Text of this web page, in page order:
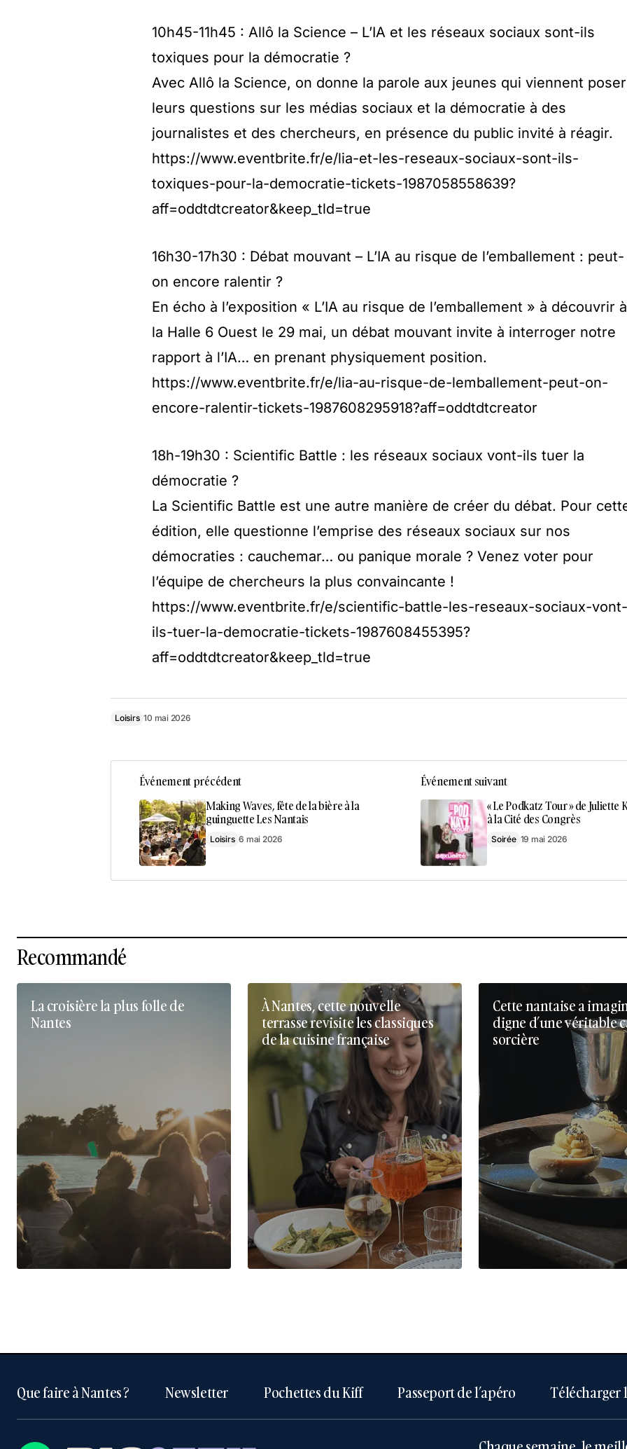
10h45-11h45 : Allô la Science – L’IA et les réseaux sociaux sont-ils
toxiques pour la démocratie ?
Avec Allô la Science, on donne la parole aux jeunes qui viennent poser
leurs questions sur les médias sociaux et la démocratie à des
journalistes et des chercheurs, en présence du public invité à réagir.
https://www.eventbrite.fr/e/lia-et-les-reseaux-sociaux-sont-ils-
toxiques-pour-la-democratie-tickets-1987058558639?
aff=oddtdtcreator&keep_tld=true
16h30-17h30 : Débat mouvant – L’IA au risque de l’emballement : peut-
on encore ralentir ?
En écho à l’exposition « L’IA au risque de l’emballement » à découvrir à
la Halle 6 Ouest le 29 mai, un débat mouvant invite à interroger notre
rapport à l’IA… en prenant physiquement position.
https://www.eventbrite.fr/e/lia-au-risque-de-lemballement-peut-on-
encore-ralentir-tickets-1987608295918?aff=oddtdtcreator
18h-19h30 : Scientific Battle : les réseaux sociaux vont-ils tuer la
démocratie ?
La Scientific Battle est une autre manière de créer du débat. Pour
édition, elle questionne l’emprise des réseaux sociaux sur nos
démocraties : cauchemar… ou panique morale ? Venez voter pour
l’équipe de chercheurs la plus convaincante !
https://www.eventbrite.fr/e/scientific-battle-les-reseaux-sociaux-vont-
ils-tuer-la-democratie-tickets-1987608455395?
aff=oddtdtcreator&keep_tld=true
Loisirs 10 mai 2026
Événement précédent
Making Waves, fête de la bière à la
guinguette Les Nantais
Loisirs 6 mai 2026
Événement suivant
« Le Podkatz Tour » de Juliette
à la Cité des Congrès
Soirée 19 mai 2026
Recommandé
La croisière la plus folle de
Nantes
À Nantes, cette nouvelle
terrasse revisite les classiques
de la cuisine française
Cette nantaise a
digne d’une véritable
sorcière
Que faire à Nantes ? Newsletter Pochettes du Kiff Passeport de l’apéro Télécharger